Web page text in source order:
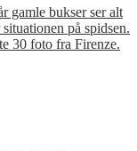
gamle bukser ser alt
på spidsen.
30 foto fra Firenze.